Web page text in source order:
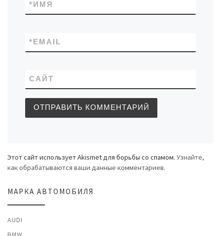
ИМЯ
*
EMAIL
*
САЙТ
Этот сайт использует Akismet для борьбы со спамом. Узнайте,
как обрабатываются ваши данные комментариев.
МАРКА АВТОМОБИЛЯ
AUDI